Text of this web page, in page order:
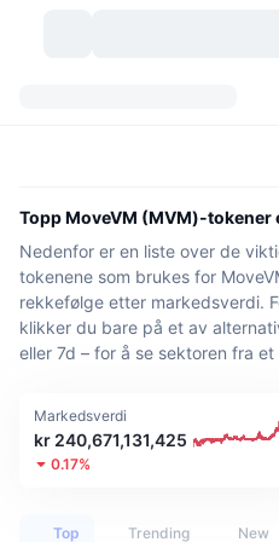
Kategorier
Historiske
Yields
Markedsoversikt
Spotmarked
Bitcoin
Signaler New
Populært
Vinnere
Børser
Sentraliserte børser
Derivater
Samfunn
Emner
API
Produkter
Topp MoveVM (MVM)-tokener
Nedenfor er en liste over de
tokenene som brukes for
rekkefølge etter markedsverdi.
klikker du bare på et av
eller 7d – for å se sektoren fra
Markedsverdi
kr 240,671,131,425
0.17%
Top Trending New